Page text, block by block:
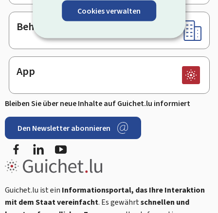
Cookies verwalten
Behörden & sonstige Stellen
App
Bleiben Sie über neue Inhalte auf Guichet.lu informiert
Den Newsletter abonnieren
FacebookLinkedIn
Guichet.lu ist ein Informationsportal, das Ihre Interaktion
mit dem Staat vereinfacht. Es gewährtschnellen und